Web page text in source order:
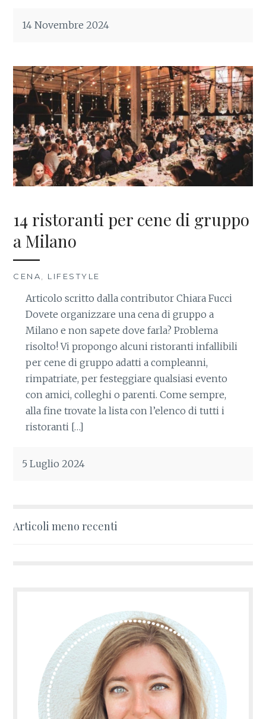
14 Novembre 2024
14 ristoranti per cene di gruppo
a Milano
CENA LIFESTYLE
Articolo scritto dalla contributor Chiara Fucci
Dovete organizzare una cena di gruppo a
Milano e non sapete dove farla? Problema
risolto! Vi propongo alcuni ristoranti infallibili
per cene di gruppo adatti a compleanni,
rimpatriate, per festeggiare qualsiasi evento
con amici, colleghi o parenti. Come sempre,
alla fine trovate la lista con l’elenco di tutti i
ristoranti […]
5 Luglio 2024
Articoli meno recenti